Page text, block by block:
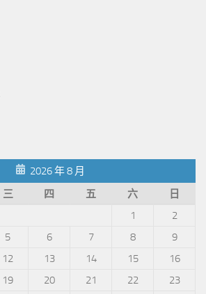
2026 年 8 月
三 四 五 六
日
1
2
5 6 7 8
9
12 13 14 15
16
19 20 21 22
23